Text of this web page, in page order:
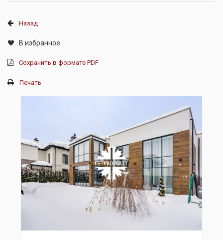
Назад
В избранное
Сохранить в формате PDF
Печать